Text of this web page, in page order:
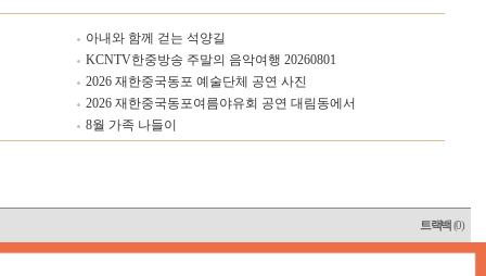
아내와 함께 걷는 석양길
KCNTV한중방송 주말의 음악여행 20260801
2026 재한중국동포 예술단체 공연 사진
2026 재한중국동포여름야유회 공연 대림동에서
8월 가족 나들이
트랙백(0)